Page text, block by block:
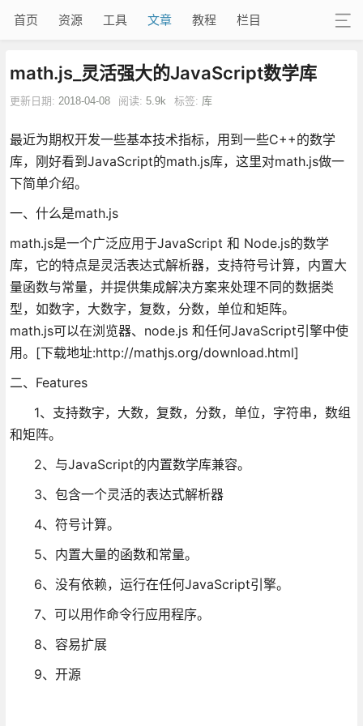
首页 资源 工具 文章 教程 栏目
math.js_灵活强大的JavaScript数学库
更新日期: 2018-04-08 阅读: 5.9k 标签: 库
最近为期权开发一些基本技术指标，用到一些C++的数学
库，刚好看到JavaScript的math.js库，这里对math.js做一
下简单介绍。
一、什么是math.js
math.js是一个广泛应用于JavaScript 和 Node.js的数学
库，它的特点是灵活表达式解析器，支持符号计算，内置大
量函数与常量，并提供集成解决方案来处理不同的数据类
型，如数字，大数字，复数，分数，单位和矩阵。
math.js可以在浏览器、node.js 和任何JavaScript引擎中使
用。[下载地址:http://mathjs.org/download.html]
二、Features
1、支持数字，大数，复数，分数，单位，字符串，数组
和矩阵。
2、与JavaScript的内置数学库兼容。
3、包含一个灵活的表达式解析器
4、符号计算。
5、内置大量的函数和常量。
6、没有依赖，运行在任何JavaScript引擎。
7、可以用作命令行应用程序。
8、容易扩展
9、开源